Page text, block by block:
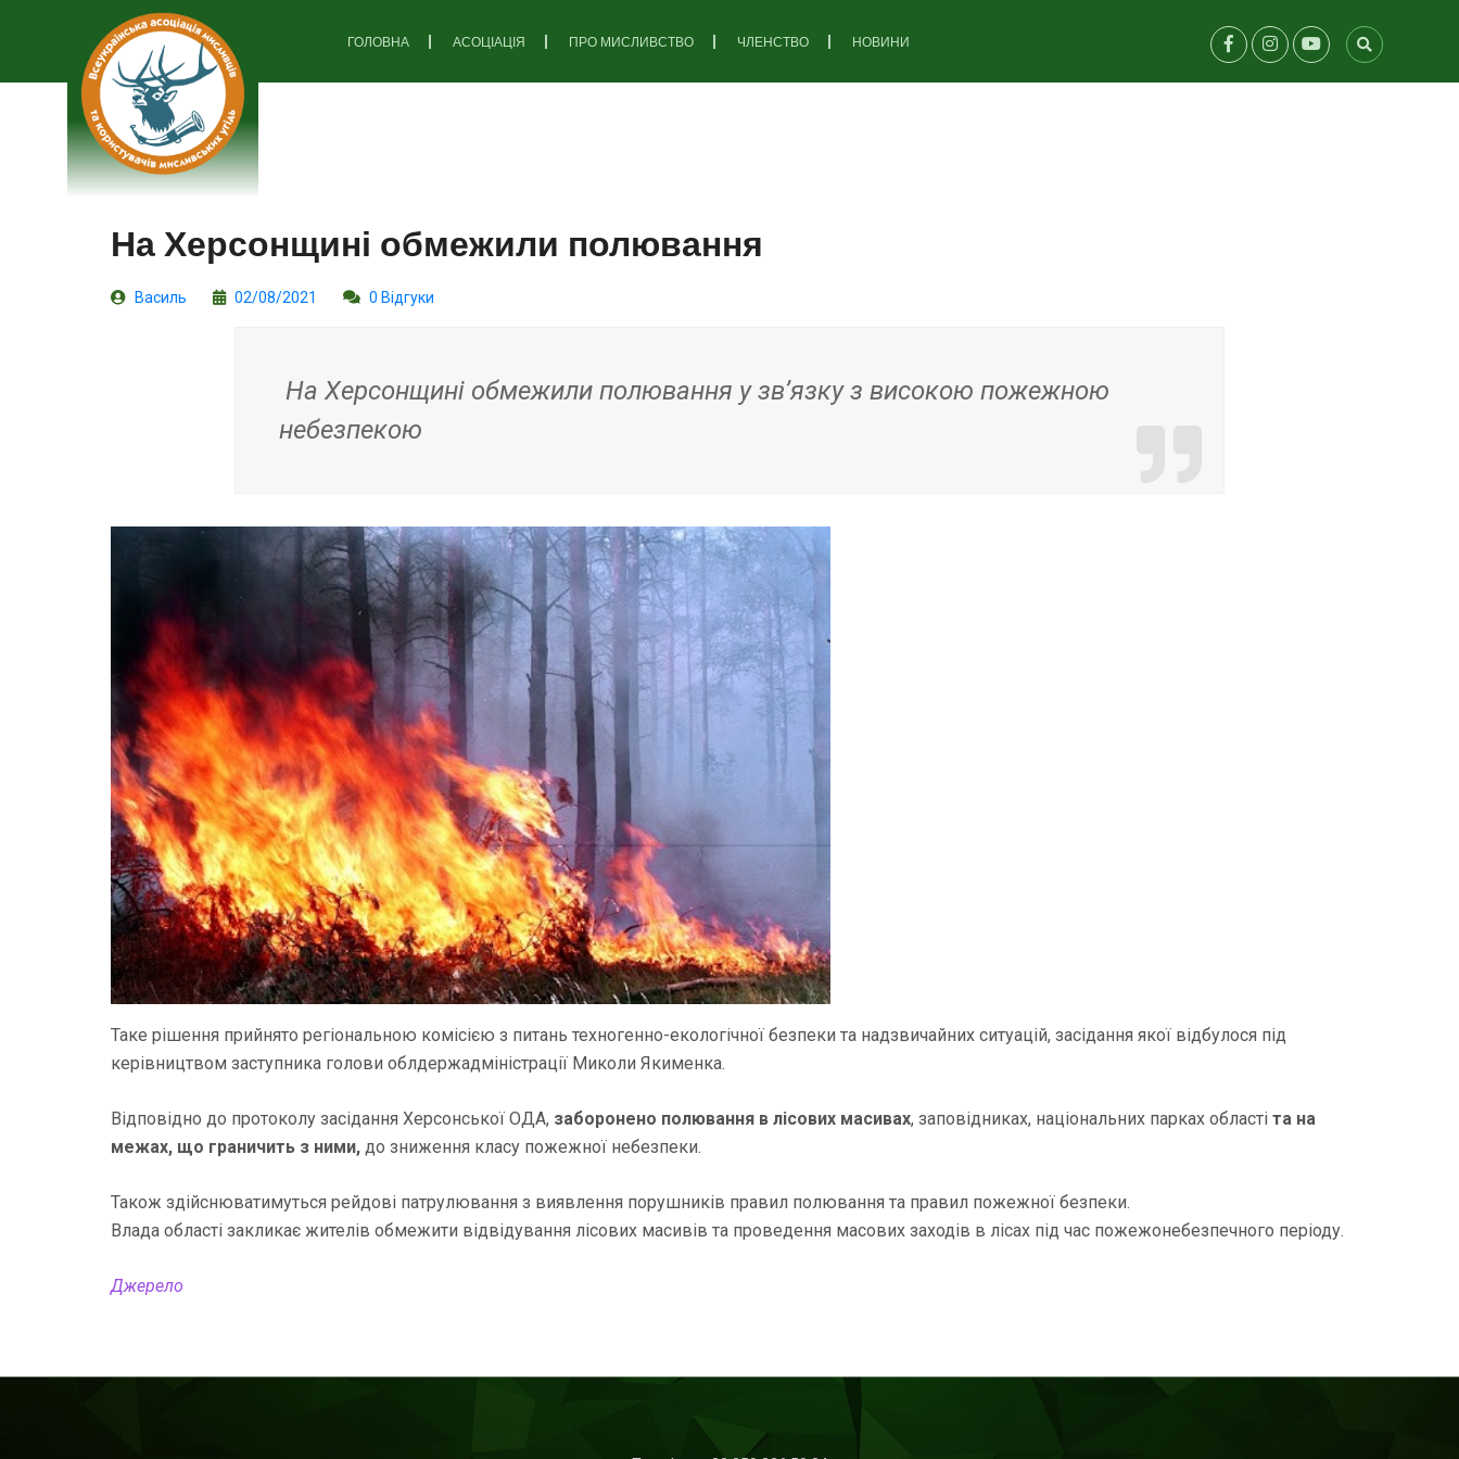
ГОЛОВНА АСОЦІАЦІЯ ПРО МИСЛИВСТВО ЧЛЕНСТВО НОВИНИ
На Херсонщині обмежили полювання
Василь 02/08/2021 0 Відгуки
На Херсонщині обмежили полювання у зв’язку з високою пожежною
небезпекою
Таке рішення прийнято регіональною комісією з питань техногенно-екологічної безпеки та надзвичайних ситуацій, засідання якої відбулося під
керівництвом заступника голови облдержадміністрації Миколи Якименка.
Відповідно до протоколу засідання Херсонської ОДА, заборонено полювання в лісових масивах, заповідниках, національних парках області та на
межах, що граничить з ними, до зниження класу пожежної небезпеки.
Також здійснюватимуться рейдові патрулювання з виявлення порушників правил полювання та правил пожежної безпеки.
Влада області закликає жителів обмежити відвідування лісових масивів та проведення масових заходів в лісах під час пожежонебезпечного періоду.
Джерело